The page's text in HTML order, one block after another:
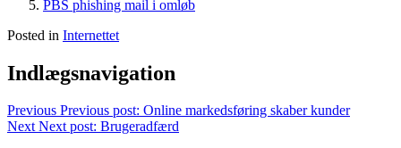
PBS phishing mail i omløb
Posted in Internettet
Indlægsnavigation
Previous Previous post: Online markedsføring skaber kunder
Next Next post: Brugeradfærd